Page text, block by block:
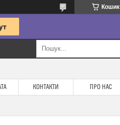
Кошик
КОНТАКТИ ПРО НАС